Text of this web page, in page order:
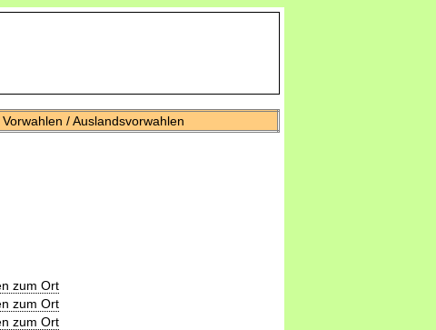
/ Auslandsvorwahlen
zum Ort
zum Ort
zum Ort